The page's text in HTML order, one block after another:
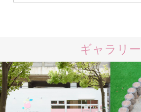
ギャラリー